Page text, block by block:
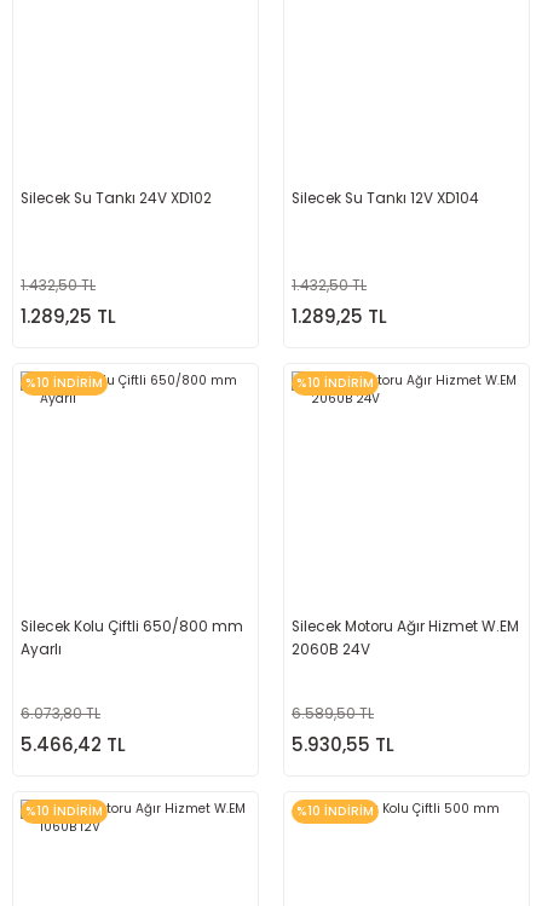
Silecek Su Tankı 24V XD102
1.432,50 TL
1.289,25 TL
Silecek Su Tankı 12V XD104
1.432,50 TL
1.289,25 TL
%10 İNDİRİM
Silecek Kolu Çiftli 650/800 mm
Ayarlı
6.073,80 TL
5.466,42 TL
%10 İNDİRİM
Silecek Motoru Ağır Hizmet W.EM
2060B 24V
6.589,50 TL
5.930,55 TL
%10 İNDİRİM %10 İNDİRİM